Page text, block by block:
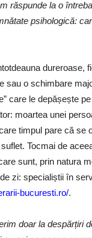
răspunde la o
psihologică:
dureroase,
sau o schimbare
care le depășește
moartea unei
timpul pare că se
Tocmai de
sunt, prin natura
zi: specialiștii în
bucuresti.ro/.
doar la despărțiri